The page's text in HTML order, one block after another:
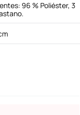
96 % Poliéster, 3